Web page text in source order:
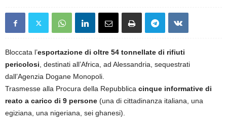
Bloccata l’esportazione di oltre 54 tonnellate di rifiuti
pericolosi, destinati all’Africa, ad Alessandria, sequestrati
dall’Agenzia Dogane Monopoli.
Trasmesse alla Procura della Repubblica cinque informative di
reato a carico di 9 persone (una di cittadinanza italiana, una
egiziana, una nigeriana, sei ghanesi).